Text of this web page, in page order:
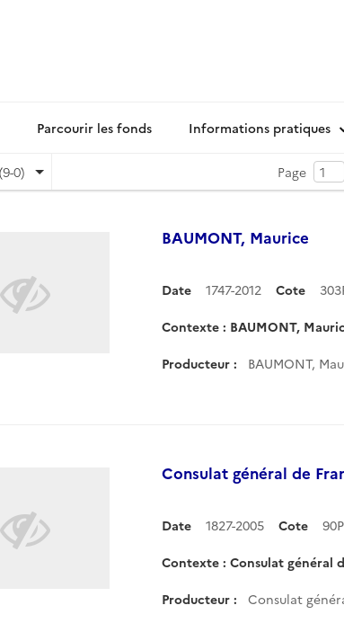
Parcourir les fonds Informations pratiques
0) Page
BAUMONT, Maurice
Date 1747-2012 Cote
Contexte : BAUMONT,
Producteur : BAUMONT,
Consulat général de
Date 1827-2005 Cote
Contexte : Consulat général
Producteur : Consulat